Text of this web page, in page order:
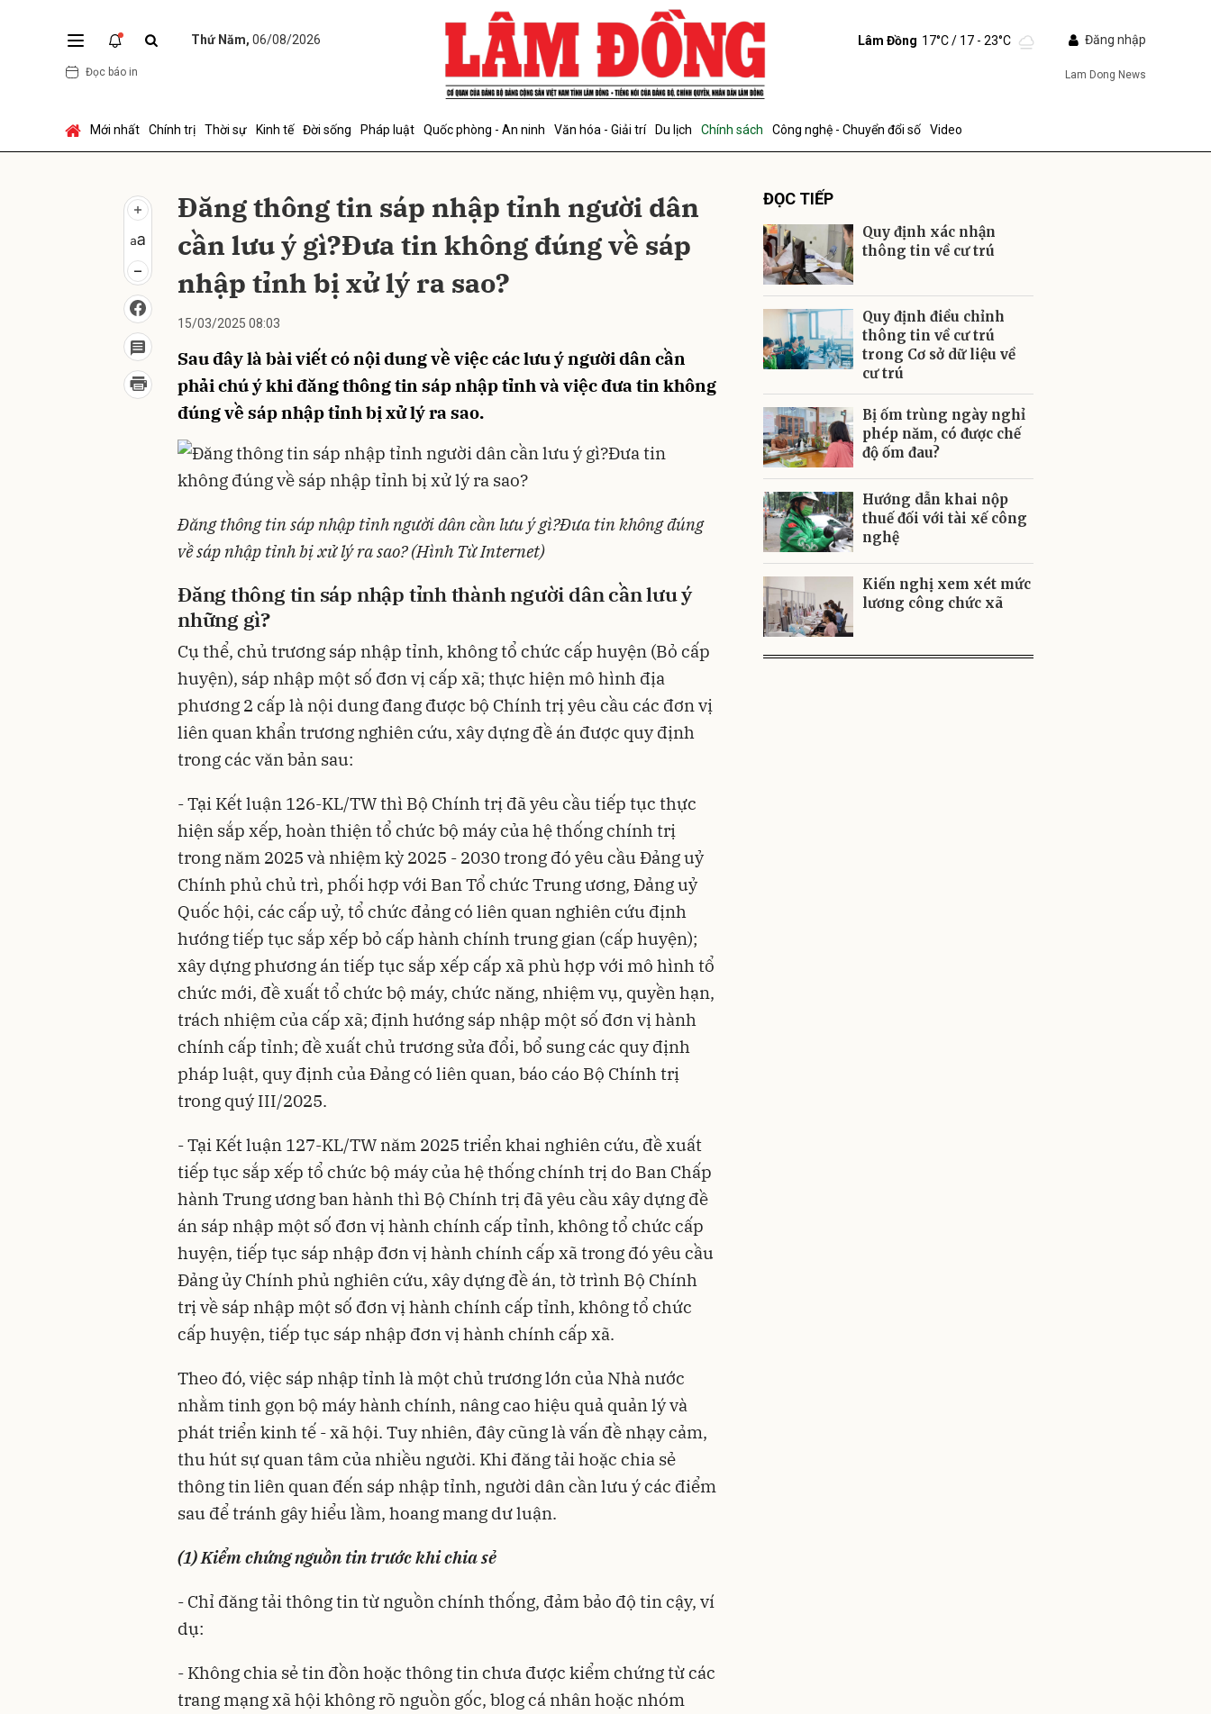
Thứ Năm, 06/08/2026
Đọc báo in
Lâm Đồng 17°C/ 17 - 23°C Đăng nhập
Lam Dong News
Mới nhất Chính trị Thời sự Kinh tế Đời sống Pháp luật Quốc phòng - An ninh Văn hóa - Giải trí Du lịch Chính sách Công nghệ - Chuyển đổi số Video
Đăng thông tin sáp nhập tỉnh người dân
cần lưu ý gì?Đưa tin không đúng về sáp
nhập tỉnh bị xử lý ra sao?
15/03/2025 08:03
Sau đây là bài viết có nội dung về việc các lưu ý người dân cần
phải chú ý khi đăng thông tin sáp nhập tỉnh và việc đưa tin không
đúng về sáp nhập tỉnh bị xử lý ra sao.
Đăng thông tin sáp nhập tỉnh người dân cần lưu ý gì?Đưa tin không đúng
về sáp nhập tỉnh bị xử lý ra sao? (Hình Từ Internet)
Đăng thông tin sáp nhập tỉnh thành người dân cần lưu ý
những gì?
Cụ thể, chủ trương sáp nhập tỉnh, không tổ chức cấp huyện (Bỏ cấp
huyện), sáp nhập một số đơn vị cấp xã; thực hiện mô hình địa
phương 2 cấp là nội dung đang được bộ Chính trị yêu cầu các đơn vị
liên quan khẩn trương nghiên cứu, xây dựng đề án được quy định
trong các văn bản sau:
- Tại Kết luận 126-KL/TWthì Bộ Chính trị đã yêu cầu tiếp tục thực
hiện sắp xếp, hoàn thiện tổ chức bộ máy của hệ thống chính trị
trong năm 2025 và nhiệm kỳ 2025 - 2030 trong đó yêu cầu Đảng uỷ
Chính phủ chủ trì, phối hợp với Ban Tổ chức Trung ương, Đảng uỷ
Quốc hội, các cấp uỷ, tổ chức đảng có liên quan nghiên cứu định
hướng tiếp tục sắp xếp bỏ cấp hành chính trung gian (cấp huyện);
xây dựng phương án tiếp tục sắp xếp cấp xã phù hợp với mô hình tổ
chức mới, đề xuất tổ chức bộ máy, chức năng, nhiệm vụ, quyền hạn,
trách nhiệm của cấp xã; định hướng sáp nhập một số đơn vị hành
chính cấp tỉnh; đề xuất chủ trương sửa đổi, bổ sung các quy định
pháp luật, quy định của Đảng có liên quan, báo cáo Bộ Chính trị
trong quý III/2025.
- Tại Kết luận 127-KL/TW năm 2025 triển khai nghiên cứu, đề xuất
tiếp tục sắp xếp tổ chức bộ máy của hệ thống chính trị do Ban Chấp
hành Trung ương ban hành thì Bộ Chính trị đã yêu cầu xây dựng đề
án sáp nhập một số đơn vị hành chính cấp tỉnh, không tổ chức cấp
huyện, tiếp tục sáp nhập đơn vị hành chính cấp xã trong đó yêu cầu
Đảng ủy Chính phủ nghiên cứu, xây dựng đề án, tờ trình Bộ Chính
trị về sáp nhập một số đơn vị hành chính cấp tỉnh, không tổ chức
cấp huyện, tiếp tục sáp nhập đơn vị hành chính cấp xã.
Theo đó, việc sáp nhập tỉnh là một chủ trương lớn của Nhà nước
nhằm tinh gọn bộ máy hành chính, nâng cao hiệu quả quản lý và
phát triển kinh tế - xã hội. Tuy nhiên, đây cũng là vấn đề nhạy cảm,
thu hút sự quan tâm của nhiều người. Khi đăng tải hoặc chia sẻ
thông tin liên quan đến sáp nhập tỉnh, người dân cần lưu ý các điểm
sau để tránh gây hiểu lầm, hoang mang dư luận.
(1) Kiểm chứng nguồn tin trước khi chia sẻ
- Chỉ đăng tải thông tin từ nguồn chính thống, đảm bảo độ tin cậy, ví
dụ:
- Không chia sẻ tin đồn hoặc thông tin chưa được kiểm chứng từ các
trang mạng xã hội không rõ nguồn gốc, blog cá nhân hoặc nhóm
ĐỌC TIẾP
Quy định xác nhận
thông tin về cư trú
Quy định điều chỉnh
thông tin về cư trú
trong Cơ sở dữ liệu về
cư trú
Bị ốm trùng ngày nghỉ
phép năm, có được chế
độ ốm đau?
Hướng dẫn khai nộp
thuế đối với tài xế công
nghệ
Kiến nghị xem xét mức
lương công chức xã
Gửi bình luận
Gửi